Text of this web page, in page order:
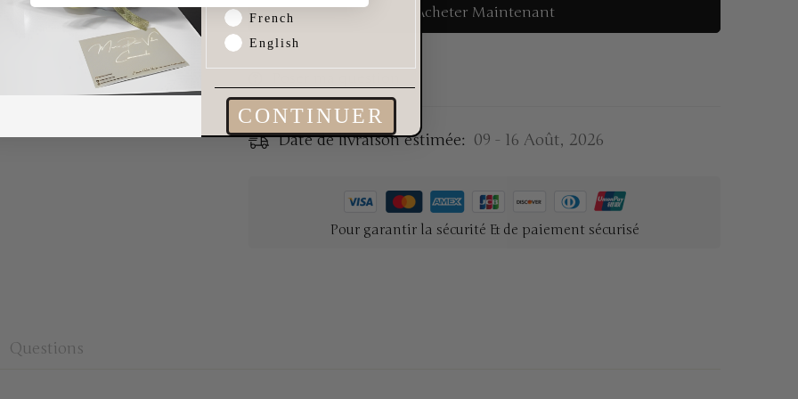
Acheter Maintenant
Date de livraison estimée: 09 - 16 Août, 2026
Pour garantir la sécurité & de paiement sécurisé
Questions
French
English
CONTINUER